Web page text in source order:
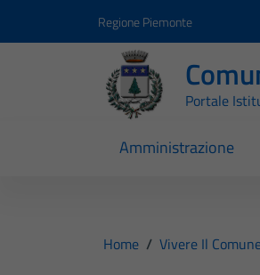
Regione Piemonte
Portale
Amministrazione
Home / Vivere Il